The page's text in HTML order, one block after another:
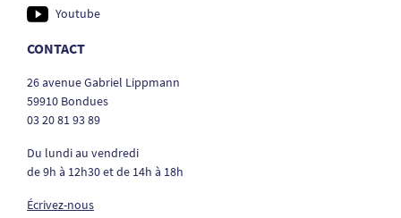
Youtube
CONTACT
26 avenue Gabriel Lippmann
59910 Bondues
03 20 81 93 89
Du lundi au vendredi
de 9h à 12h30 et de 14h à 18h
Écrivez-nous